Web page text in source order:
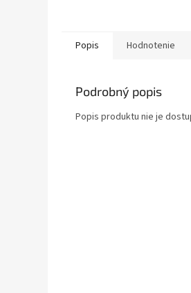
Popis Hodnotenie
Podrobný popis
Popis produktu nie je